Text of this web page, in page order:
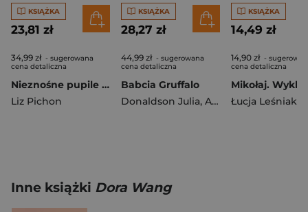
KSIĄŻKA
23,81 zł
34,99 zł - sugerowana
cena detaliczna
Nieznośne pupile oraz imprezy (Oby…). Tomek Łebski
Liz Pichon
KSIĄŻKA
28,27 zł
44,99 zł - sugerowana
cena detaliczna
Babcia Gruffalo
Donaldson Julia, Axel Scheffler
KSIĄŻKA
14,49 zł
14,90 zł -
cena detaliczna
Mikołaj.
Łucja Leśniak
Inne książki Dora Wang